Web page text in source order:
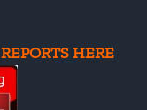
HERE